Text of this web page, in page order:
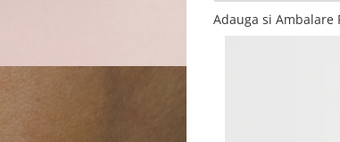
Adauga si Ambalare